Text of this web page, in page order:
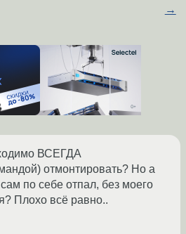
→
ВСЕГДА
отмонтировать? Но а
по себе отпал, без моего
Плохо всё равно..